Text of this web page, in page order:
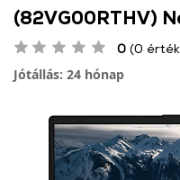
(82VG00RTHV)
0 (0
Jótállás: 24 hónap